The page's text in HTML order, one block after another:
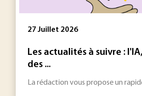
27 Juillet 2026
Les actualités à suivre :
des ...
La rédaction vous propose un